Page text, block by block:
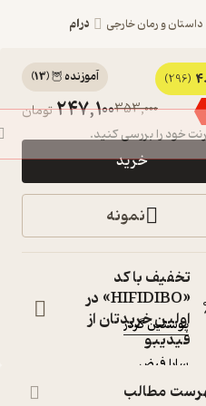
و رمان خارجی درام
کتاب
اثر
یوستین
کتاب
صوتی
:
یوستین گردر
گوینده:
سارا فیض
آوانامه
آموزنده 🦉(
13
)
353,000
247,100تومان
خرید
نمونه
تخفیف با کد
«HIFIDIBO» در
خریدتان از
فیدیبو
مطالب